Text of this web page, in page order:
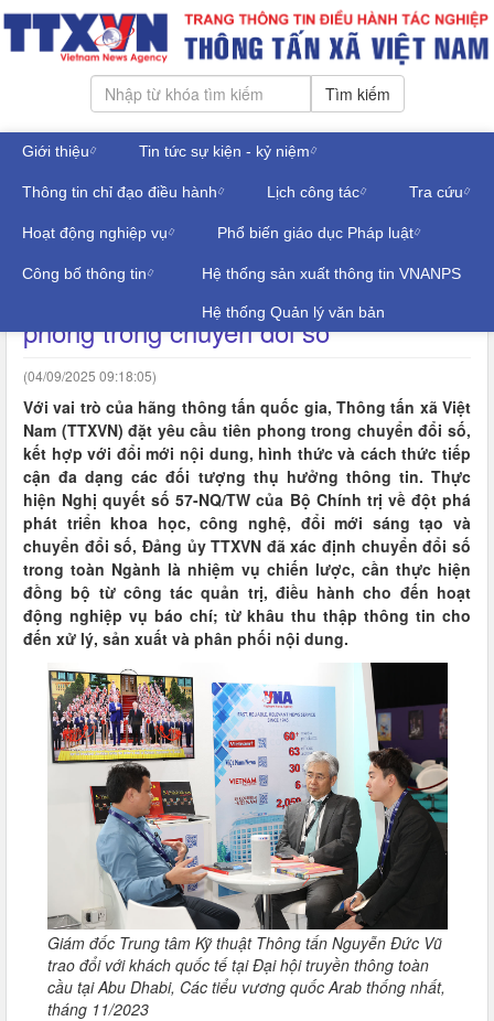
Tìm kiếm
Giới thiệu Tin tức sự kiện - kỷ niệm
Thông tin chỉ đạo điều hành Lịch công tác Tra cứu
Hoạt động nghiệp vụ Phổ biến giáo dục Pháp luật
Công bố thông tin Hệ thống sản xuất thông tin VNANPS
Hệ thống Quản lý văn bản
Thứ năm, ngày 06/08/2026 Đăng nhập
TIN TRONG NGÀNH
Triển khai Nghị quyết 57-NQ/TW: Tiên
phong trong chuyển đổi số
(04/09/2025 09:18:05)
Với vai trò của hãng thông tấn quốc gia, Thông tấn xã Việt
Nam (TTXVN) đặt yêu cầu tiên phong trong chuyển đổi số,
kết hợp với đổi mới nội dung, hình thức và cách thức tiếp
cận đa dạng các đối tượng thụ hưởng thông tin. Thực
hiện Nghị quyết số 57-NQ/TW của Bộ Chính trị về đột phá
phát triển khoa học, công nghệ, đổi mới sáng tạo và
chuyển đổi số, Đảng ủy TTXVN đã xác định chuyển đổi số
trong toàn Ngành là nhiệm vụ chiến lược, cần thực hiện
đồng bộ từ công tác quản trị, điều hành cho đến hoạt
động nghiệp vụ báo chí; từ khâu thu thập thông tin cho
đến xử lý, sản xuất và phân phối nội dung.
Giám đốc Trung tâm Kỹ thuật Thông tấn Nguyễn Đức Vũ
trao đổi với khách quốc tế tại Đại hội truyền thông toàn
cầu tại Abu Dhabi, Các tiểu vương quốc Arab thống nhất,
tháng 11/2023